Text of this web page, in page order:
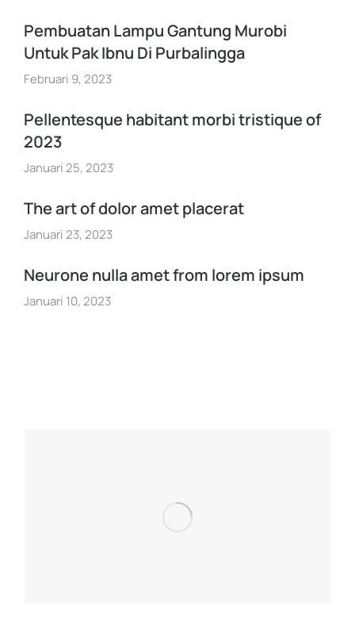
Pembuatan Lampu Gantung Murobi
Untuk Pak Ibnu Di Purbalingga
Februari 9, 2023
Pellentesque habitant morbi tristique of
2023
Januari 25, 2023
The art of dolor amet placerat
Januari 23, 2023
Neurone nulla amet from lorem ipsum
Januari 10, 2023